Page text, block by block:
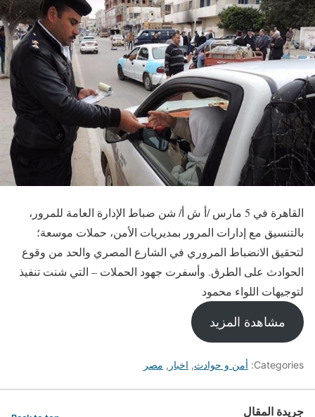
القاهرة في 5 مارس /أ ش أ/ شن ضباط الإدارة العامة للمرور،
بالتنسيق مع إدارات المرور بمديريات الأمن، حملات موسعة؛
لتحقيق الانضباط المروري في الشارع المصري والحد من وقوع
الحوادث على الطرق. وأسفرت جهود الحملات – التي شنت تنفيذ
لتوجيهات اللواء محمود
مشاهدة المزيد
Categories: أمن و حوادث, اخبار , مصر
جريدة المقال